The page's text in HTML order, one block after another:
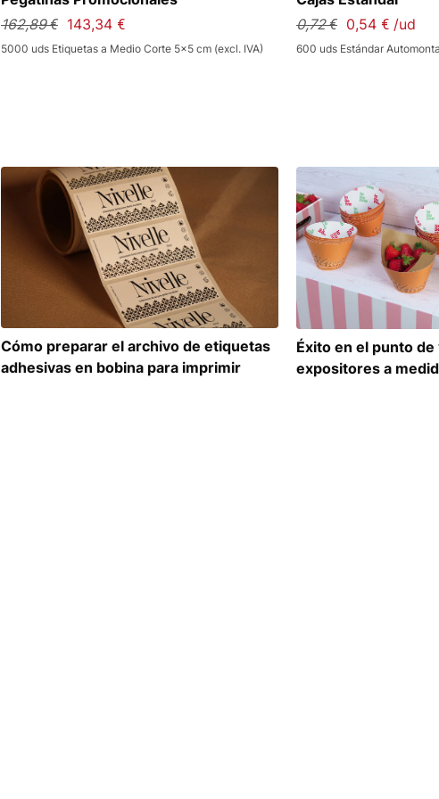
162,89 € 143,34 €
5000 uds Etiquetas a Medio Corte 5x5 cm (excl. IVA)
0,72 € 0,54 € /ud
600 uds Estándar
Cómo preparar el archivo de etiquetas
adhesivas en bobina para imprimir
Éxito en el punto
expositores a